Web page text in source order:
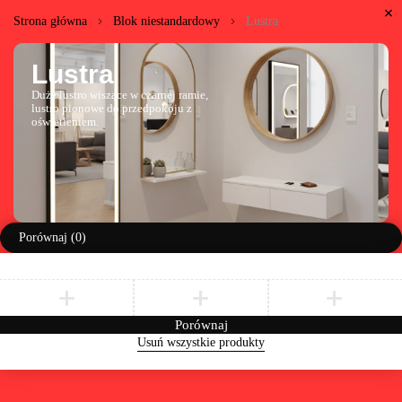
Strona główna Blok niestandardowy Lustra
Lustra
Duże lustro wiszące w czarnej ramie,
lustro pionowe do przedpokoju z
oświetleniem.
Porównaj (0)
Porównaj
Usuń wszystkie produkty